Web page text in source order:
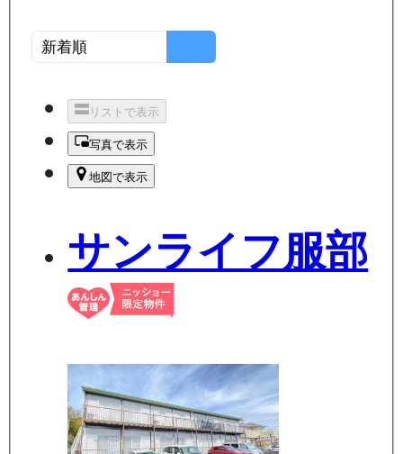
リストで表示
写真で表示
地図で表示
サンライフ服部